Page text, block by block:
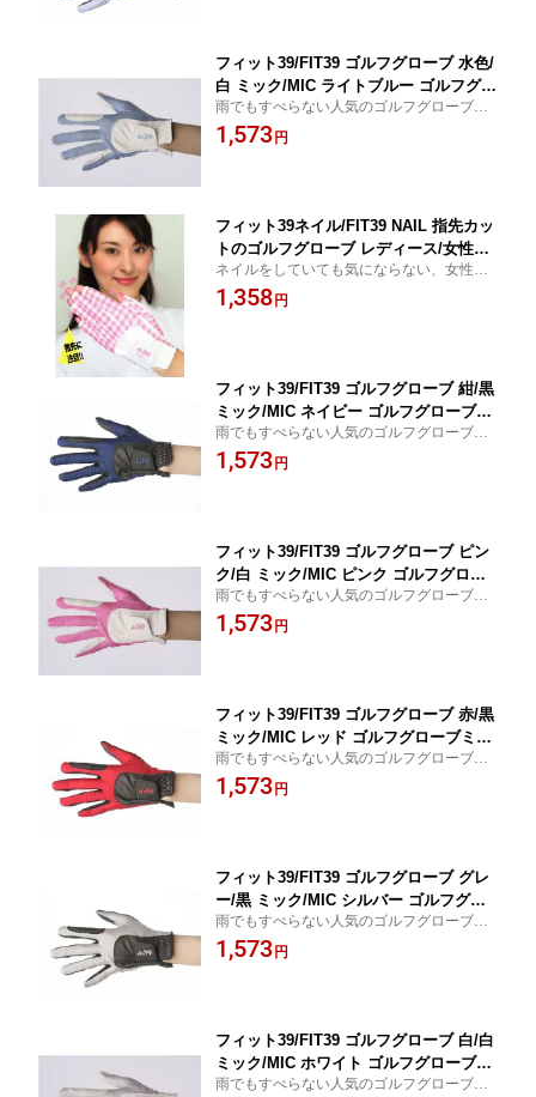
フィット39/FIT39 ゴルフグローブ 水色/
白 ミック/MIC ライトブルー ゴルフグロ
ーブミック ゴルフ手袋 メンズ レディー
ス 男女兼用 左手用 右手用 両手用 滑ら
雨でもすべらない人気のゴルフグローブ、
フィット39。左手用・右手用あり。 おしゃ
れ おすすめ 父の日 母の日 誕生日 敬老の日
1,573 円
フィット39ネイル/FIT39 NAIL 指先カッ
トのゴルフグローブ レディース/女性用
ミック/MIC ネイル対応 ゴルフ手袋 滑ら
ない 雨 左手用 右手用 両手用 ゴルフ用
ネイルをしていても気にならない、女性に
人気のフィット39ネイルシリーズ。左手/右
手/両手用ゴルフグローブ。 おしゃれ おす
1,358 円
フィット39/FIT39 ゴルフグローブ 紺/黒
ミック/MIC ネイビー ゴルフグローブミ
ック ゴルフ手袋 メンズ レディース 男
女兼用 左手用 右手用 両手用 滑らない
雨でもすべらない人気のゴルフグローブ、
フィット39。左手用・右手用あり。 おしゃ
れ おすすめ 父の日 母の日 誕生日 敬老の日
1,573 円
フィット39/FIT39 ゴルフグローブ ピン
ク/白 ミック/MIC ピンク ゴルフグロー
ブミック ゴルフ手袋 レディース 女性用
男女兼用 左手用 右手用 両手用 滑らな
雨でもすべらない人気のゴルフグローブ、
フィット39。左手用・右手用あり。 おしゃ
れ かわいい おすすめ 母の日 誕生日 敬老の
1,573 円
フィット39/FIT39 ゴルフグローブ 赤/黒
ミック/MIC レッド ゴルフグローブミッ
ク ゴルフ手袋 メンズ レディース 男女
兼用 左手用 右手用 両手用 滑らない 雨
雨でもすべらない人気のゴルフグローブ、
フィット39。左手用・右手用あり。 おしゃ
れ おすすめ 父の日 母の日 誕生日 敬老の日
1,573 円
フィット39/FIT39 ゴルフグローブ グレ
ー/黒 ミック/MIC シルバー ゴルフグロ
ーブミック ゴルフ手袋 メンズ レディー
ス 男女兼用 左手用 右手用 両手用 滑ら
雨でもすべらない人気のゴルフグローブ、
フィット39。左手用・右手用あり。 おしゃ
れ おすすめ 父の日 母の日 誕生日 敬老の日
1,573 円
フィット39/FIT39 ゴルフグローブ 白/白
ミック/MIC ホワイト ゴルフグローブミ
ック ゴルフ手袋 メンズ レディース 男
雨でもすべらない人気のゴルフグローブ、